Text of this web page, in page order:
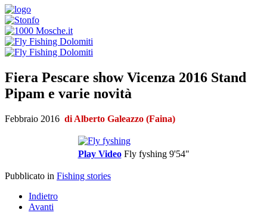
Fiera Pescare show Vicenza 2016 Stand
Pipam e varie novità
Febbraio 2016 di Alberto Galeazzo (Faina)
Play Video Fly fyshing 9'54"
Pubblicato in Fishing stories
Indietro
Avanti